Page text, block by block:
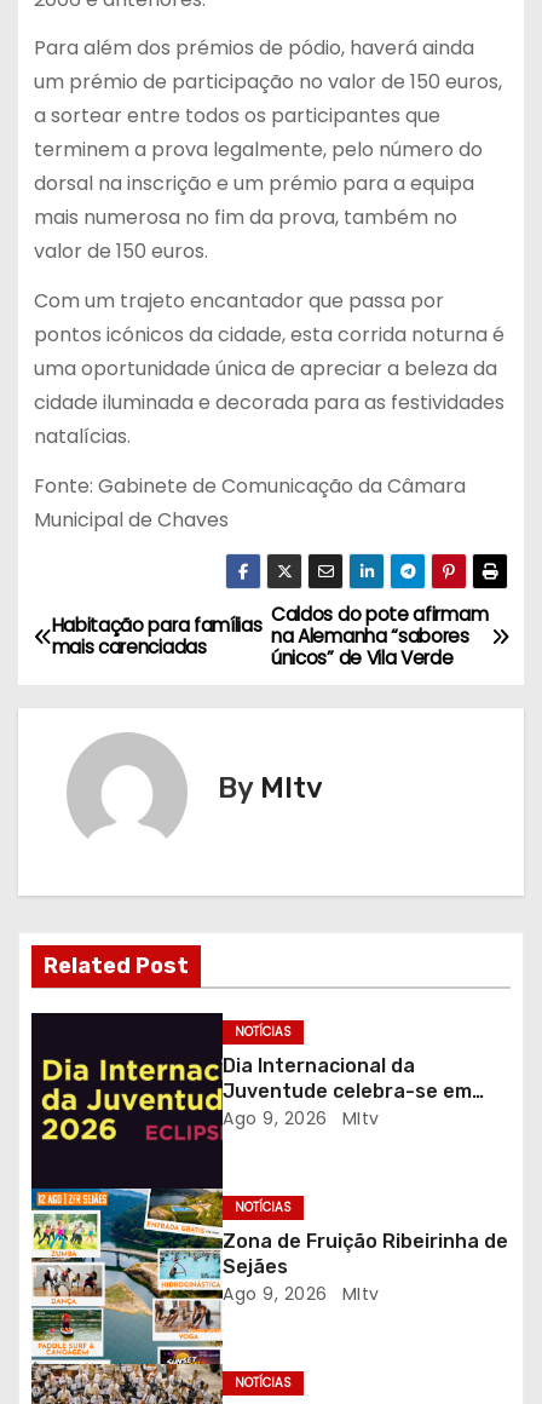
Para além dos prémios de pódio, haverá ainda
um prémio de participação no valor de 150 euros,
a sortear entre todos os participantes que
terminem a prova legalmente, pelo número do
dorsal na inscrição e um prémio para a equipa
mais numerosa no fim da prova, também no
valor de 150 euros.
Com um trajeto encantador que passa por
pontos icónicos da cidade, esta corrida noturna é
uma oportunidade única de apreciar a beleza da
cidade iluminada e decorada para as festividades
natalícias.
Fonte: Gabinete de Comunicação da Câmara
Municipal de Chaves
N
ç
ã
d
e
a
r
t
i
g
Caldos do pote afirmam
na Alemanha “sabores
únicos” de Vila Verde
Habitação para famílias
mais carenciadas
By MItv
Related Post
NOTÍCIAS
Dia Internacional da
Juventude celebra-se em
Gaia com desporto, música e
Ago 9, 2026 MItv
NOTÍCIAS
Zona de Fruição Ribeirinha de
Sejães
Ago 9, 2026 MItv
NOTÍCIAS